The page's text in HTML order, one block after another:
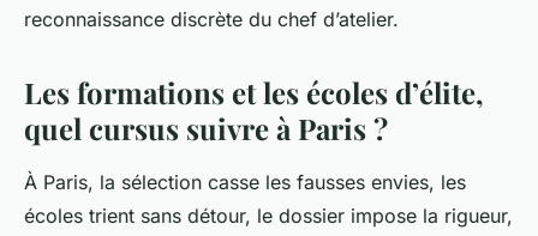
reconnaissance discrète du chef d’atelier.
Les formations et les écoles d’élite,
quel cursus suivre à Paris ?
À Paris, la sélection casse les fausses envies, les
écoles trient sans détour, le dossier impose la rigueur,